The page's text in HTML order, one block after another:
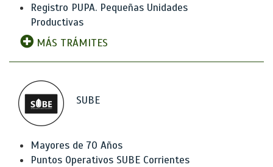
Registro PUPA. Pequeñas Unidades
Productivas
MÁS TRÁMITES
SUBE
Mayores de 70 Años
Puntos Operativos SUBE Corrientes